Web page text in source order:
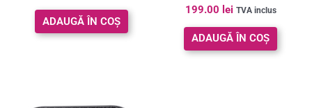
ADAUGĂ ÎN COȘ
Evaluat la
4.00
din 5
199.00 lei TVA inclus
ADAUGĂ ÎN COȘ